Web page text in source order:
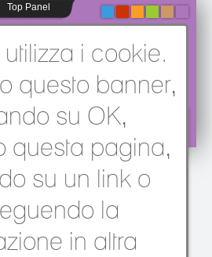
i cookie.
questo banner,
su OK,
questa pagina,
su un link o
la
in altra
Top Panel
1/8 Il Montaggio della MZ2
MZ2